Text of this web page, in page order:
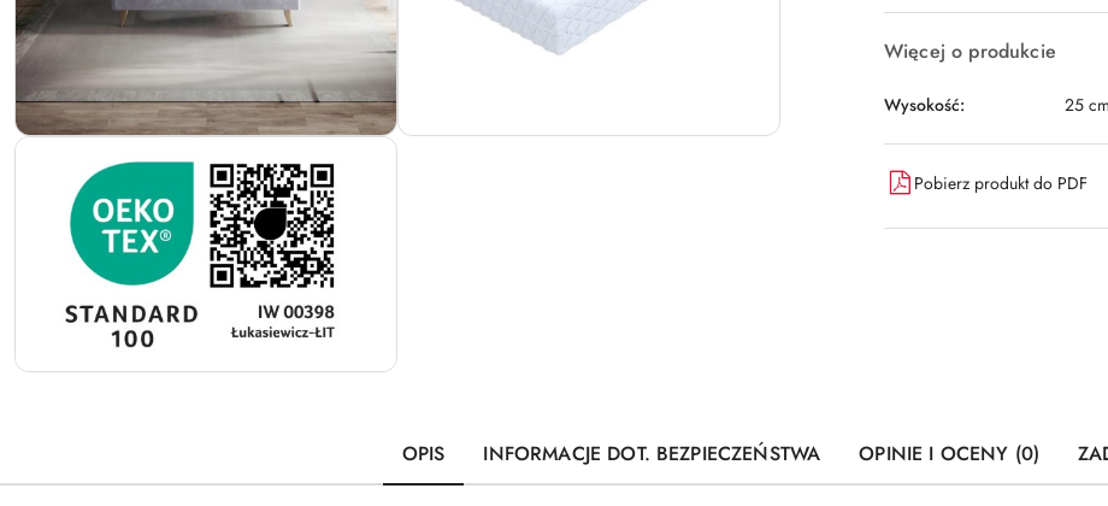
dostawa
Więcej o produkcie
Wysokość: 25 cm
Pobierz produkt do PDF
OPIS INFORMACJE DOT. BEZPIECZEŃSTWA OPINIE I OCENY (0)